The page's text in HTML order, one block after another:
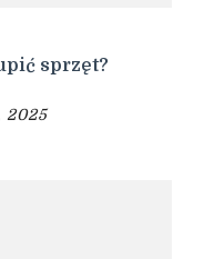
sprzęt?
2025